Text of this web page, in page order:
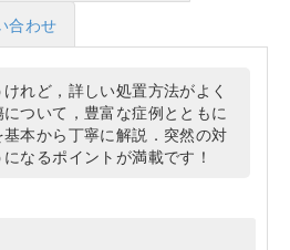
合わせ
れど，詳しい処置方法がよく
ついて，豊富な症例とともに
本から丁寧に解説．突然の対
なるポイントが満載です！